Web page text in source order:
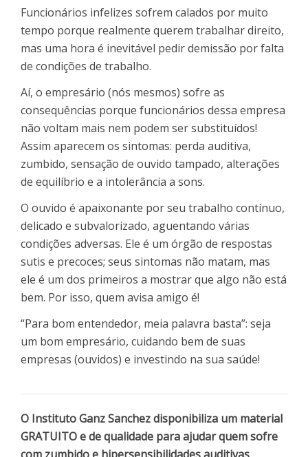
Funcionários infelizes sofrem calados por muito
tempo porque realmente querem trabalhar direito,
mas uma hora é inevitável pedir demissão por falta
de condições de trabalho.
Aí, o empresário (nós mesmos) sofre as
consequências porque funcionários dessa empresa
não voltam mais nem podem ser substituídos!
Assim aparecem os sintomas: perda auditiva,
zumbido, sensação de ouvido tampado, alterações
de equilíbrio e a intolerância a sons.
O ouvido é apaixonante por seu trabalho contínuo,
delicado e subvalorizado, aguentando várias
condições adversas. Ele é um órgão de respostas
sutis e precoces; seus sintomas não matam, mas
ele é um dos primeiros a mostrar que algo não está
bem. Por isso, quem avisa amigo é!
“Para bom entendedor, meia palavra basta”: seja
um bom empresário, cuidando bem de suas
empresas (ouvidos) e investindo na sua saúde!
O Instituto Ganz Sanchez disponibiliza um material
GRATUITO e de qualidade para ajudar quem sofre